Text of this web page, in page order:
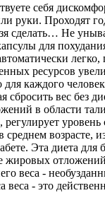
себя
руки. Проходят
сделать… Не
для
ресурсов
каждого
вес без
в области
среднем
Эта диета
жировых
веса -
веса - это